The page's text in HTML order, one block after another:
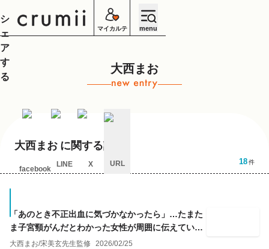
マイカルテ menu
大西まお
大西まお に関する記事
18件
「あのとき不正出血に気づかなかったら」…たまた
ま子宮頸がんだとわかった女性が周囲に伝えている
こと
大西まお/宋美玄先生監修 2026/02/25
シ
ェ
ア
す
る
facebook
LINE X URL
セ
ル